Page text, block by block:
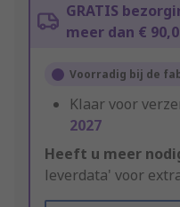
GRATIS
meer dan €
Voorradig bij de
Klaar voor
2027
Heeft u meer
leverdata' voor